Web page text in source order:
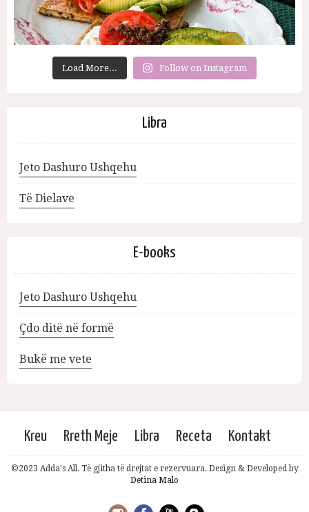
Load More... Follow on Instagram
Libra
Jeto Dashuro Ushqehu
Të Dielave
E-books
Jeto Dashuro Ushqehu
Çdo ditë në formë
Bukë me vete
Kreu Rreth Meje Libra Receta Kontakt
©2023 Adda's All. Të gjitha të drejtat e rezervuara. Design & Developed by
Detina Malo